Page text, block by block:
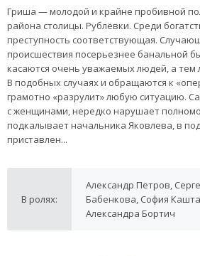
Гриша — молодой и крайне пробивной
района столицы. Рублёвки. Среди
преступность соответствующая.
происшествия посерьезнее банальной
касаются очень уважаемых людей, а тем
В подобных случаях и обращаются к
грамотно «разрулит» любую ситуацию.
с женщинами, нередко нарушает
подкалывает начальника Яковлева, в
приставлен...
В ролях:
Александр Петров,
Бабенкова, София
Александра Бортич